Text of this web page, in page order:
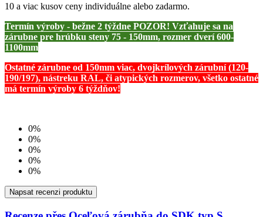
10 a viac kusov ceny individuálne alebo zadarmo.
Termín výroby - bežne 2 týždne POZOR! Vzťahuje sa na
zárubne pre hrúbku steny 75 - 150mm, rozmer dverí 600-
1100mm
Ostatné zárubne od 150mm viac, dvojkrílových zárubní (120-
190/197), nástreku RAL, či atypických rozmerov, všetko ostatné
má termín výroby 6 týždňov!
0%
0%
0%
0%
0%
Napsat recenzi produktu